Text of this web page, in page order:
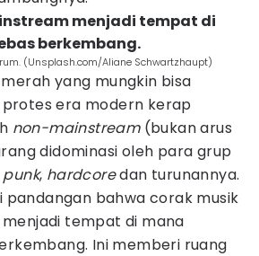
menjadi tempat di
berkembang.
(Unsplash.com/Aliane Schwartzhaupt)
yang mungkin bisa
era modern kerap
non-mainstream(bukan arus
didominasi oleh para grup
punk, hardcoredan turunannya.
pandangan bahwa corak musik
tempat di mana
Ini memberi ruang